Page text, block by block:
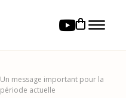
Un message important pour la
période actuelle